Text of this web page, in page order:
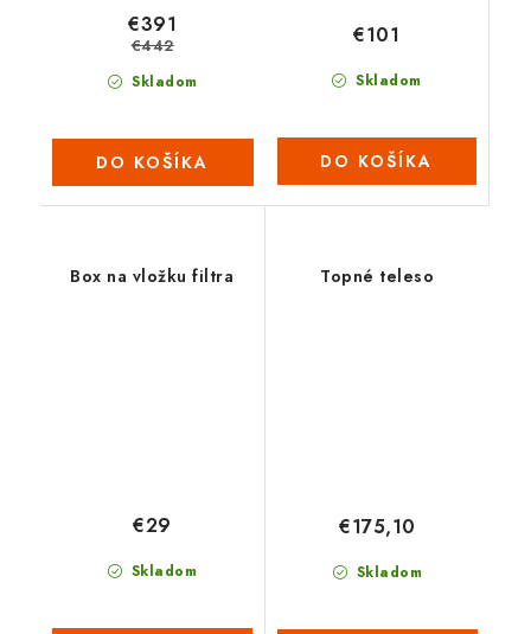
Skladom
€391
€442
DO KOŠÍKA
Skladom
€101
DO KOŠÍKA
Box na vložku filtra
Skladom
€29
Topné teleso
Skladom
€175,10